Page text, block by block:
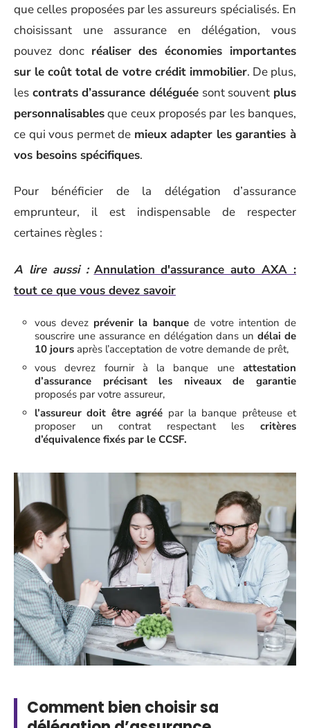
que celles proposées par les assureurs spécialisés. En
choisissant une assurance en délégation, vous
pouvez donc réaliser des économies importantes
sur le coût total de votre crédit immobilier. De plus,
les contrats d’assurance déléguée sont souvent plus
personnalisablesque ceux proposés par les banques,
ce qui vous permet de mieux adapter les garanties à
vos besoins spécifiques.
Pour bénéficier de la délégation d’assurance
emprunteur, il est indispensable de respecter
certaines règles :
A lire aussi : Annulation d'assurance auto AXA :
tout ce que vous devez savoir
vous devez prévenir la banque de votre intention de
souscrire une assurance en délégation dans undélai de
10 jours après l’acceptation de votre demande de prêt,
vous devrez fournir à la banque une attestation
d’assurance précisant les niveaux de garantie
proposés par votre assureur,
l’assureur doit être agréé par la banque prêteuse et
proposer un contrat respectant les critères
d’équivalence fixés par le CCSF.
Comment bien choisir sa